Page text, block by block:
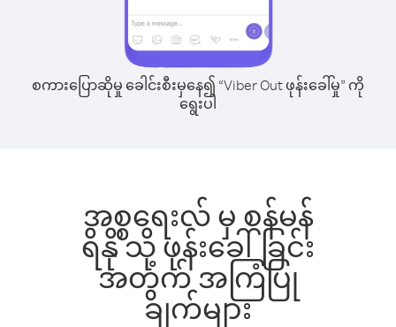
စကားပြောဆိုမှု ခေါင်းစီးမှနေ၍ “Viber Out ဖုန်းခေါ်မှု” ကို
ရွေးပါ
အစ္စရေးလ် မှ စန်မန်
ရိနို သို့ ဖုန်းခေါ်ခြင်း
အတွက် အကြံပြု
ချက်များ